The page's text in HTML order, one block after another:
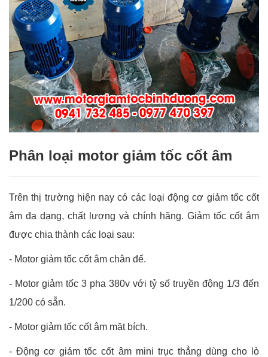
Phân loại motor giảm tốc cốt âm
Trên thị trường hiện nay có các loại động cơ giảm tốc cốt
âm đa dạng, chất lượng và chính hãng. Giảm tốc cốt âm
được chia thành các loại sau:
- Motor giảm tốc cốt âm chân đế.
- Motor giảm tốc 3 pha 380v với tỷ số truyền động 1/3 đến
1/200 có sẵn.
- Motor giảm tốc cốt âm mặt bích.
- Động cơ giảm tốc cốt âm mini trục thẳng dùng cho lò